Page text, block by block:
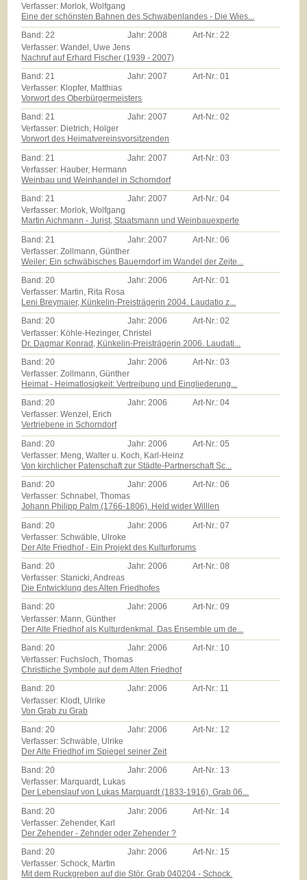
Verfasser: Morlok, Wolfgang
Eine der schönsten Bahnen des Schwabenlandes - Die Wies...
Band:22 Jahr:2008 Art-Nr.:22
Verfasser: Wandel, Uwe Jens
Nachruf auf Erhard Fischer (1939 - 2007)
Band: 21 Jahr: 2007 Art-Nr.:01
Verfasser: Klopfer, Matthias
Vorwort des Oberbürgermeisters
Band:21 Jahr:2007 Art-Nr.:02
Verfasser: Dietrich, Holger
Vorwort des Heimatvereinsvorsitzenden
Band: 21 Jahr: 2007 Art-Nr.:03
Verfasser: Hauber, Hermann
Weinbau und Weinhandel in Schorndorf
Band:21 Jahr:2007 Art-Nr.:04
Verfasser: Morlok, Wolfgang
Martin Aichmann - Jurist, Staatsmann und Weinbauexperte
Band: 21 Jahr: 2007 Art-Nr.:06
Verfasser: Zollmann, Günther
Weiler: Ein schwäbisches Bauerndorf im Wandel der Zeite...
Band:20 Jahr:2006 Art-Nr.:01
Verfasser: Martin, Rita Rosa
Leni Breymaier, Künkelin-Preisträgerin 2004. Laudatio z...
Band:20 Jahr:2006 Art-Nr.:02
Verfasser: Köhle-Hezinger, Christel
Dr. Dagmar Konrad, Künkelin-Preisträgerin 2006. Laudati...
Band:20 Jahr:2006 Art-Nr.:03
Verfasser: Zollmann, Günther
Heimat - Heimatlosigkeit: Vertreibung und Eingliederung...
Band:20 Jahr:2006 Art-Nr.:04
Verfasser: Wenzel, Erich
Vertriebene in Schorndorf
Band: 20 Jahr: 2006 Art-Nr.:05
Verfasser: Meng, Walter u. Koch, Karl-Heinz
Von kirchlicher Patenschaft zur Städte-Partnerschaft Sc...
Band:20 Jahr:2006 Art-Nr.:06
Verfasser: Schnabel, Thomas
Johann Philipp Palm (1766-1806). Held wider Willlen
Band: 20 Jahr: 2006 Art-Nr.:07
Verfasser: Schwäble, Ulroke
Der Alte Friedhof - Ein Projekt des Kulturforums
Band:20 Jahr:2006 Art-Nr.:08
Verfasser: Stanicki, Andreas
Die Entwicklung des Alten Friedhofes
Band:20 Jahr:2006 Art-Nr.:09
Verfasser: Mann, Günther
Der Alte Friedhof als Kulturdenkmal. Das Ensemble um de...
Band:20 Jahr:2006 Art-Nr.: 10
Verfasser: Fuchsloch, Thomas
Christliche Symbole auf dem Alten Friedhof
Band:20 Jahr:2006 Art-Nr.: 11
Verfasser: Klodt, Ulrike
Von Grab zu Grab
Band: 20 Jahr: 2006 Art-Nr.: 12
Verfasser: Schwäble, Ulrike
Der Alte Friedhof im Spiegel seiner Zeit
Band:20 Jahr:2006 Art-Nr.: 13
Verfasser: Marquardt, Lukas
Der Lebenslauf von Lukas Marquardt (1833-1916). Grab 06...
Band: 20 Jahr: 2006 Art-Nr.: 14
Verfasser: Zehender, Karl
Der Zehender - Zehnder oder Zehender ?
Band:20 Jahr:2006 Art-Nr.: 15
Verfasser: Schock, Martin
Mit dem Ruckgreben auf die Stör. Grab 040204 - Schock.